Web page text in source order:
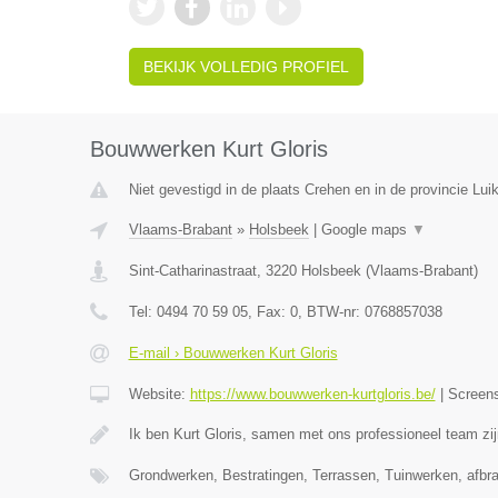
BEKIJK VOLLEDIG PROFIEL
Bouwwerken Kurt Gloris
Niet gevestigd in de plaats Crehen en in de provincie
Vlaams-Brabant» Holsbeek| Google maps ▼
Sint-Catharinastraat, 3220 Holsbeek(Vlaams-Brabant)
Tel: 0494 70 59 05, Fax: 0, BTW-nr: 0768857038
E-mail › Bouwwerken Kurt Gloris
Website: https://www.bouwwerken-kurtgloris.be/|
Ik ben Kurt Gloris, samen met ons professioneel team
Grondwerken, Bestratingen, Terrassen, Tuinwerken,